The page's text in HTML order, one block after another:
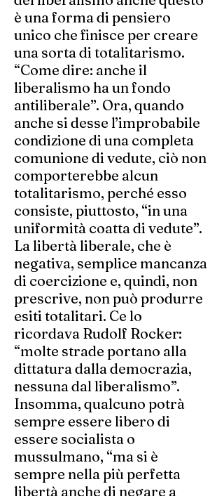
è una forma di pensiero
unico che finisce per creare
una sorta di totalitarismo.
“Come dire: anche il
liberalismo ha un fondo
antiliberale”. Ora, quando
anche si desse l’improbabile
condizione di una completa
comunione di vedute, ciò non
comporterebbe alcun
totalitarismo, perché esso
consiste, piuttosto, “in una
uniformità coatta di vedute”.
La libertà liberale, che è
negativa, semplice mancanza
di coercizione e, quindi, non
prescrive, non può produrre
esiti totalitari. Ce lo
ricordava Rudolf Rocker:
“molte strade portano alla
dittatura dalla democrazia,
nessuna dal liberalismo”.
Insomma, qualcuno potrà
sempre essere libero di
essere socialista o
mussulmano, “ma si è
sempre nella più perfetta
libertà anche di negare a